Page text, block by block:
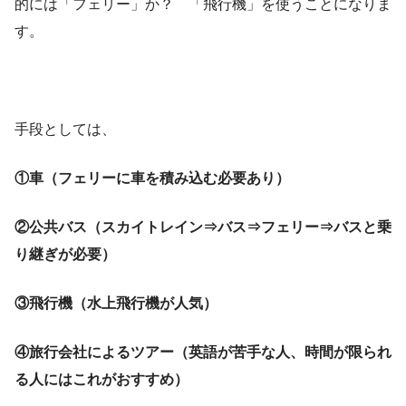
的には「フェリー」か？ 「飛行機」を使うことになりま
す。
手段としては、
①車（フェリーに車を積み込む必要あり）
②公共バス（スカイトレイン⇒バス⇒フェリー⇒バスと乗
り継ぎが必要）
③飛行機（水上飛行機が人気）
④旅行会社によるツアー（英語が苦手な人、時間が限られ
る人にはこれがおすすめ）